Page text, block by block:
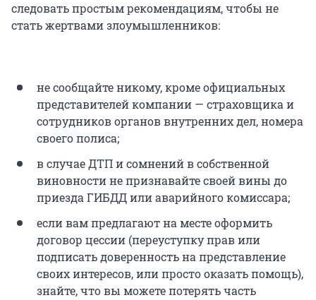
следовать простым рекомендациям, чтобы не
стать жертвами злоумышленников:
не сообщайте никому, кроме официальных
представителей компании — страховщика и
сотрудников органов внутренних дел, номера
своего полиса;
в случае ДТП и сомнений в собственной
виновности не признавайте своей вины до
приезда ГИБДД или аварийного комиссара;
если вам предлагают на месте оформить
договор цессии (переуступку прав или
подписать доверенность на представление
своих интересов, или просто оказать помощь),
знайте, что вы можете потерять часть